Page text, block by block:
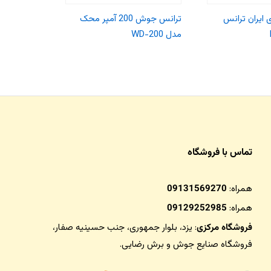
ایران ترانس
ترانس جوش 200 آمپر محک
مدل WD-200
تماس با فروشگاه
همراه: 09131569270
همراه: 09129252985
فروشگاه مرکزی: یزد، بلوار جمهوری، جنب حسینیه صفار،
فروشگاه صنایع جوش و برش رضایی.